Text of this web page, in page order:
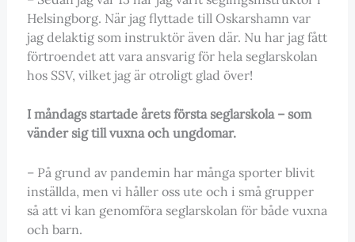
Helsingborg. När jag flyttade till Oskarshamn var
jag delaktig som instruktör även där. Nu har jag fått
förtroendet att vara ansvarig för hela seglarskolan
hos SSV, vilket jag är otroligt glad över!
I måndags startade årets första seglarskola – som
vänder sig till vuxna och ungdomar.
– På grund av pandemin har många sporter blivit
inställda, men vi håller oss ute och i små grupper
så att vi kan genomföra seglarskolan för både vuxna
och barn.